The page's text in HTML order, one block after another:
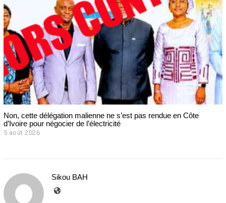
Non, cette délégation malienne ne s’est pas rendue en Côte
d’Ivoire pour négocier de l’électricité
5 août 2026
Sikou BAH